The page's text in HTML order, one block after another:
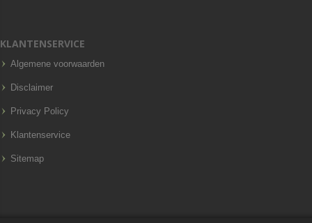
KLANTENSERVICE
Algemene voorwaarden
Disclaimer
Privacy Policy
Klantenservice
Sitemap